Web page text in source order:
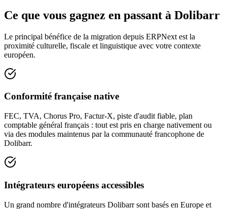
Ce que vous gagnez en passant à Dolibarr
Le principal bénéfice de la migration depuis ERPNext est la
proximité culturelle, fiscale et linguistique avec votre contexte
européen.
Conformité française native
FEC, TVA, Chorus Pro, Factur-X, piste d'audit fiable, plan
comptable général français : tout est pris en charge nativement ou
via des modules maintenus par la communauté francophone de
Dolibarr.
Intégrateurs européens accessibles
Un grand nombre d'intégrateurs Dolibarr sont basés en Europe et